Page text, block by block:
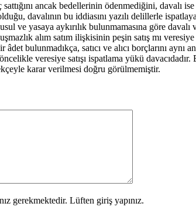
ancak bedellerinin ödenmediğini, davalı
davalının bu iddiasını yazılı delillerle
ve yasaya aykırılık bulunmamasına göre
alım satım ilişkisinin peşin satış mı
âdet bulunmadıkça, satıcı ve alıcı borçlarını
veresiye satışı ispatlama yükü
karar verilmesi doğru görülmemiştir.
gerekmektedir. Lüften giriş yapınız.